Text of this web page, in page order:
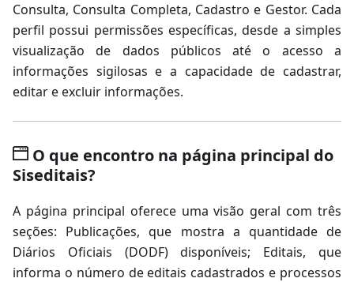
Consulta, Consulta Completa, Cadastro e Gestor. Cada
perfil possui permissões específicas, desde a simples
visualização de dados públicos até o acesso a
informações sigilosas e a capacidade de cadastrar,
editar e excluir informações.
O que encontro na página principal do
Siseditais?
A página principal oferece uma visão geral com três
seções: Publicações, que mostra a quantidade de
Diários Oficiais (DODF) disponíveis; Editais, que
informa o número de editais cadastrados e processos